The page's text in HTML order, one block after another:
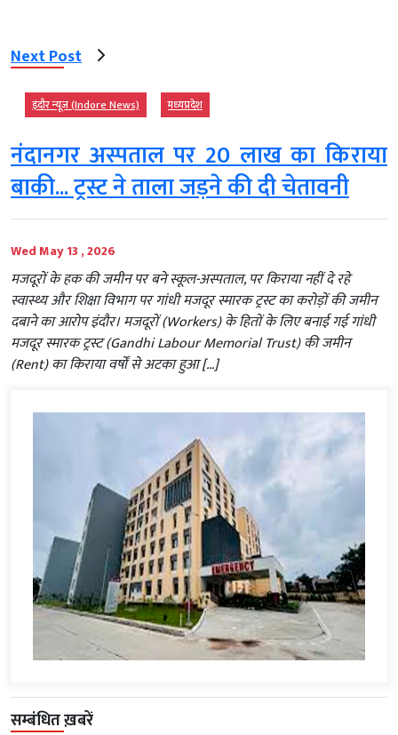
Next Post
इंदौर न्यूज़ (Indore News) मध्‍यप्रदेश
नंदानगर अस्पताल पर 20 लाख का किराया
बाकी... ट्रस्ट ने ताला जड़ने की दी चेतावनी
Wed May 13 , 2026
मजदूरों के हक की जमीन पर बने स्कूल-अस्पताल, पर किराया नहीं दे रहे
स्वास्थ्य और शिक्षा विभाग पर गांधी मजदूर स्मारक ट्रस्ट का करोड़ों की जमीन
दबाने का आरोप इंदौर। मजदूरों (Workers) के हितों के लिए बनाई गई गांधी
मजदूर स्मारक ट्रस्ट (Gandhi Labour Memorial Trust) की जमीन
(Rent) का किराया वर्षों से अटका हुआ […]
सम्बंधित ख़बरें